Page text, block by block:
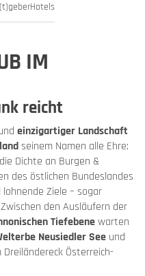
Hotels
IM
reicht
einzigartiger Landschaft
seinem Namen alle Ehre:
Dichte an Burgen &
des östlichen Bundeslandes
Ziele – sogar
den Ausläufern der
Tiefebenewarten
Neusiedler See und
Österreich-